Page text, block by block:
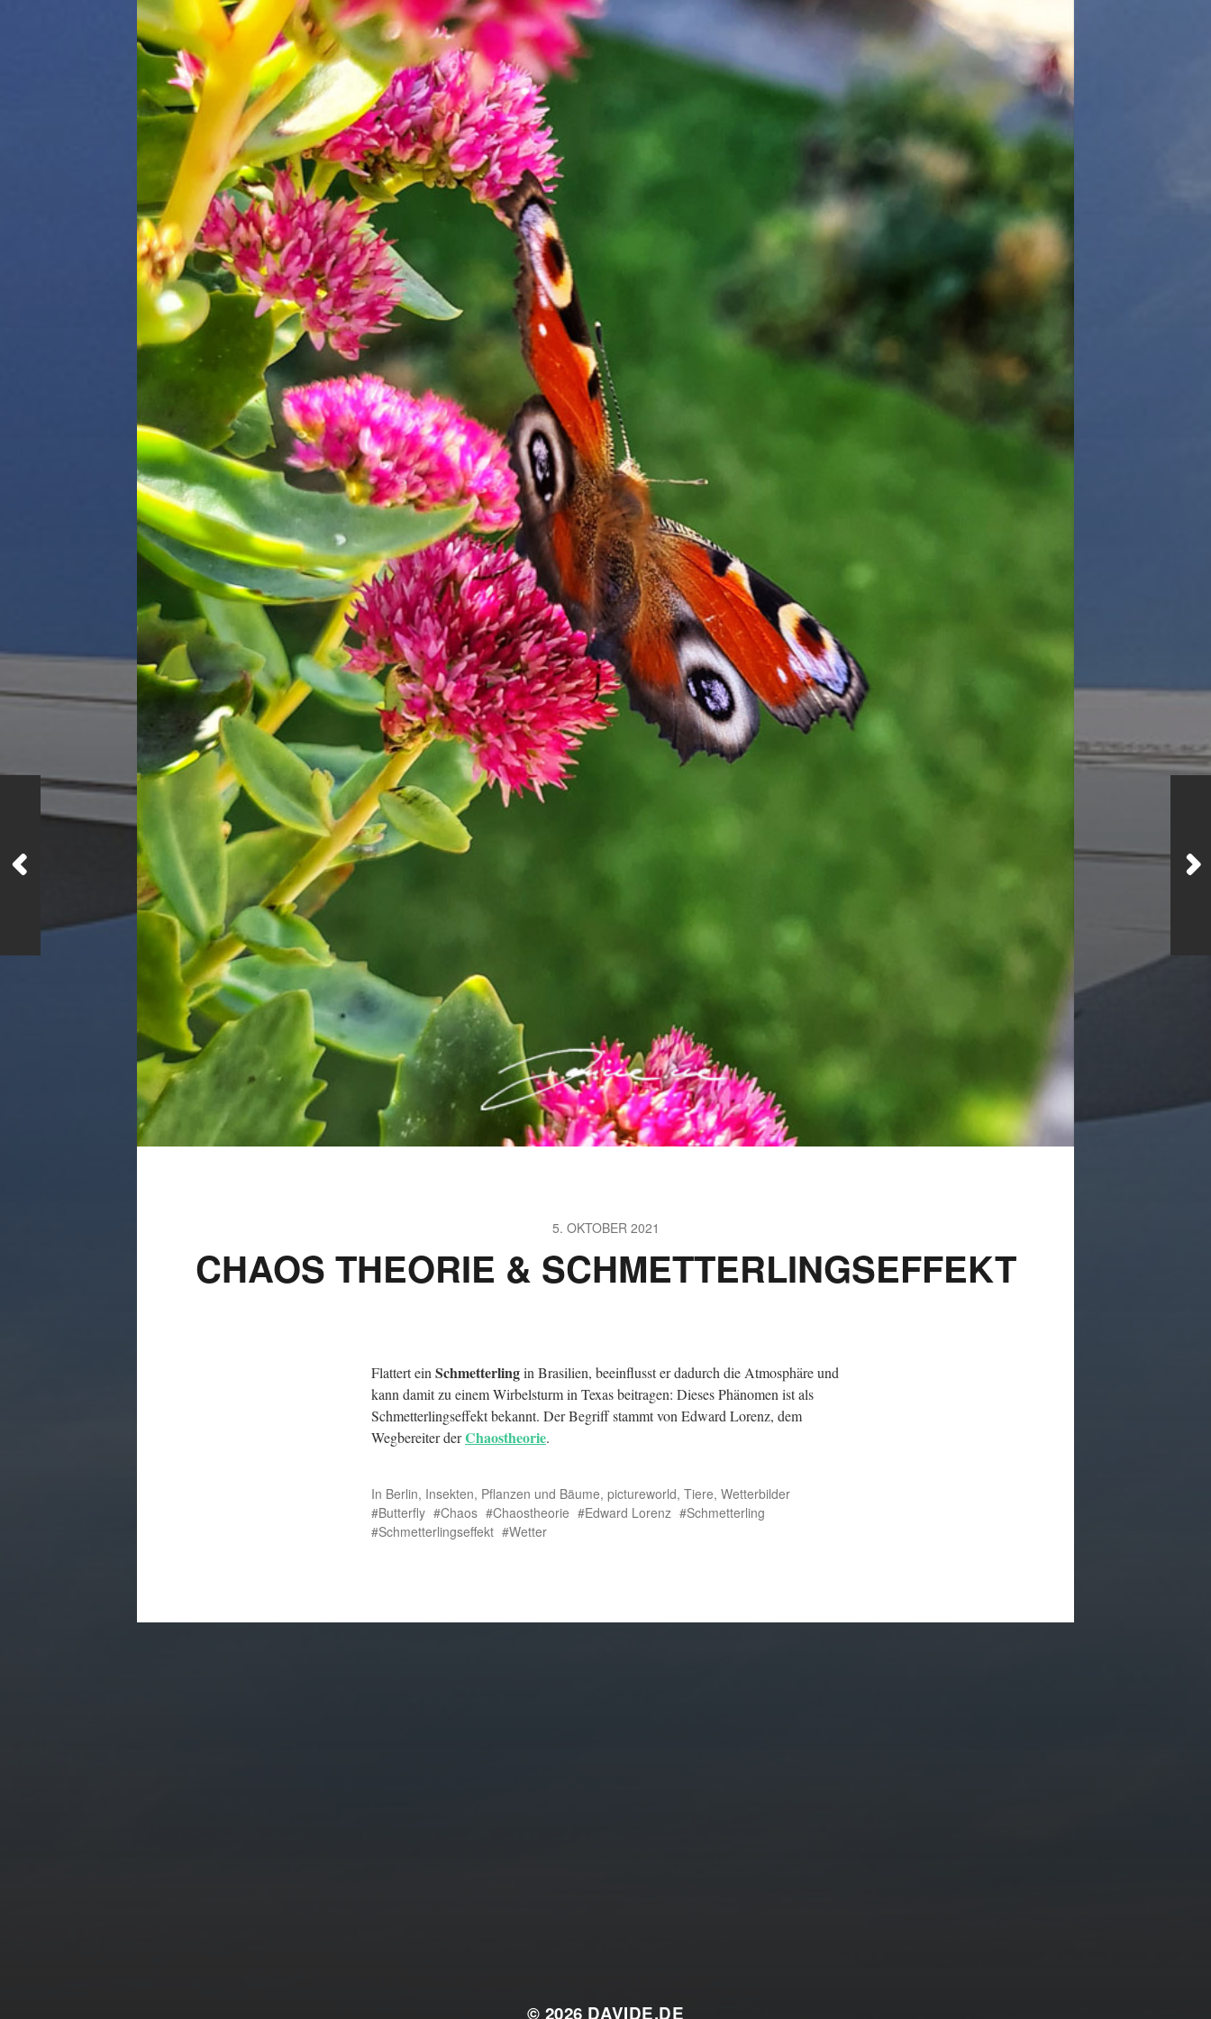
5. OKTOBER 2021
CHAOS THEORIE & SCHMETTERLINGSEFFEKT
Flattert ein Schmetterlingin Brasilien, beeinflusst er dadurch die Atmosphäre und
kann damit zu einem Wirbelsturm in Texas beitragen: Dieses Phänomen ist als
Schmetterlingseffekt bekannt. Der Begriff stammt von Edward Lorenz, dem
Wegbereiter derChaostheorie.
In Berlin, Insekten, Pflanzen und Bäume, pictureworld, Tiere, Wetterbilder
Butterfly
Chaos Chaostheorie Edward Lorenz
Schmetterling
Schmetterlingseffekt
Wetter
© 2026 DAVIDE.DE